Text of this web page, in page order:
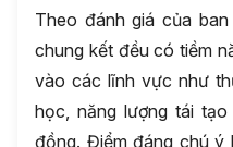
Theo đánh giá của
chung kết đều có tiềm
vào các lĩnh vực như
học, năng lượng tái
đồng. Điểm đáng chú ý